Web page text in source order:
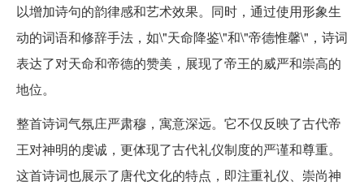
以增加诗句的韵律感和艺术效果。同时，通过使用形象生
动的词语和修辞手法，如\"天命降鉴\"和\"帝德惟馨\"，诗词
表达了对天命和帝德的赞美，展现了帝王的威严和崇高的
地位。
整首诗词气氛庄严肃穆，寓意深远。它不仅反映了古代帝
王对神明的虔诚，更体现了古代礼仪制度的严谨和尊重。
这首诗词也展示了唐代文化的特点，即注重礼仪、崇尚神